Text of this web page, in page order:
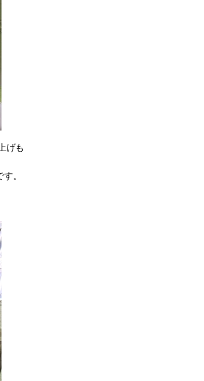
げも
。